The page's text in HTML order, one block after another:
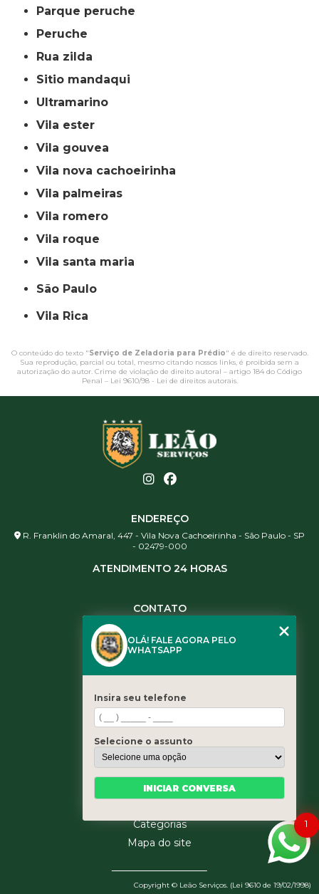
parque peruche
peruche
rua zilda
sitio mandaqui
ultramarino
vila ester
vila gouvea
vila nova cachoeirinha
vila palmeiras
vila romero
vila roque
vila santa maria
São Paulo
Vila Rica
O conteúdo do texto "Serviço de Zeladoria para Prédio" é de direito reservado.
Sua reprodução, parcial ou total, mesmo citando nossos links, é proibida sem a
autorização do autor. Crime de violação de direito autoral – artigo 184 do Código
Penal – Lei 9610/98 - Lei de direitos autorais.
ENDEREÇO
R. Franklin do Amaral, 447 - Vila Nova Cachoeirinha - São Paulo - SP
- 02479-000
ATENDIMENTO 24 HORAS
CONTATO
(11) 3461-5871
contato@leaoservicos.com.br
Home
Quem somos
Serviços
Blog
Categorias
Mapa do site
Copyright © Leão Serviços. (Lei 9610 de 19/02/1998)
1
OLÁ! FALE AGORA PELO
WHATSAPP
Insira seu telefone
Selecione o assunto
INICIAR CONVERSA